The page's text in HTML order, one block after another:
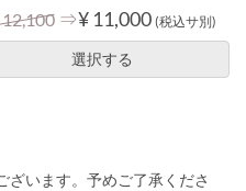
⇒¥ 11,000 (税込サ別)
選択する
ざいます。予めご了承くださ